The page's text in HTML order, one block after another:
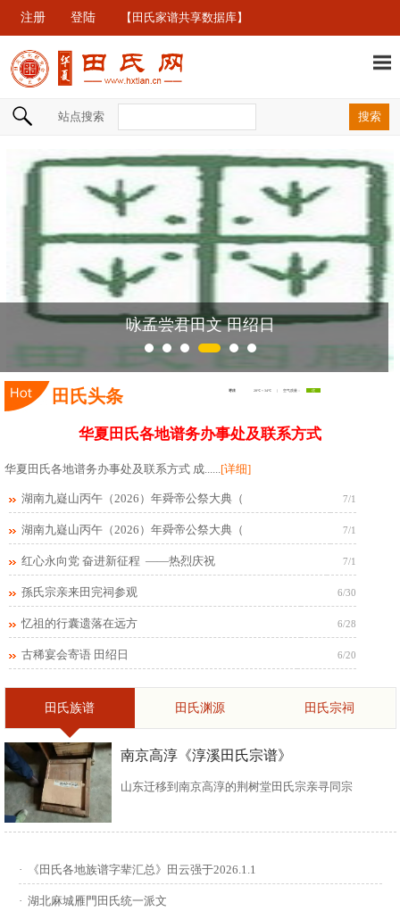
注册 登陆 【田氏家谱共享数据库】
站点搜索
咏孟尝君田文 田绍日
田氏头条
华夏田氏各地谱务办事处及联系方式
华夏田氏各地谱务办事处及联系方式 成......[详细]
湖南九嶷山丙午（2026）年舜帝公祭大典（ 7/1
湖南九嶷山丙午（2026）年舜帝公祭大典（ 7/1
红心永向党 奋进新征程 ——热烈庆祝 7/1
孫氏宗亲来田完祠参观 6/30
忆祖的行囊遗落在远方 6/28
古稀宴会寄语 田绍日 6/20
田氏族谱 田氏渊源 田氏宗祠
南京高淳《淳溪田氏宗谱》
山东迁移到南京高淳的荆树堂田氏宗亲寻同宗
· 《田氏各地族谱字辈汇总》田云强于2026.1.1
· 湖北麻城雁門田氏统一派文